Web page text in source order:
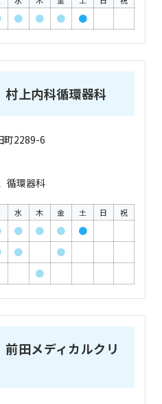
● ● ● ●
上内科循環器科
町2289-6
循環器科
水 木 金 土 日 祝
● ● ●
●
●
●
●
田メディカルクリ